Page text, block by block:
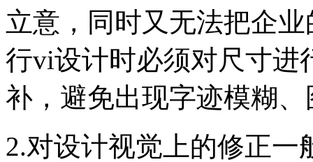
立意，同时又无法把企
行vi设计时必须对尺寸进
补，避免出现字迹模糊
2.对设计视觉上的修正